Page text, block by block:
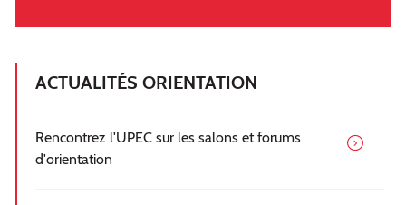
ACTUALITÉS ORIENTATION
Rencontrez l'UPEC sur les salons et forums
d'orientation